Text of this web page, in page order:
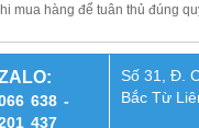
mua hàng để tuân thủ đúng
638 -
437
Số 31, Đ.
Bắc Từ